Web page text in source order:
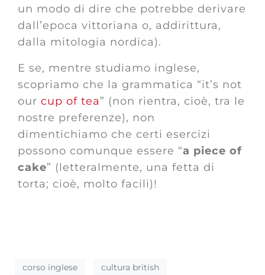
un modo di dire che potrebbe derivare
dall’epoca vittoriana o, addirittura,
dalla mitologia nordica).
E se, mentre studiamo inglese,
scopriamo che la grammatica “it’s not
our cup of tea” (non rientra, cioè, tra le
nostre preferenze), non
dimentichiamo che certi esercizi
possono comunque essere “a piece of
cake” (letteralmente, una fetta di
torta; cioè, molto facili)!
corso inglese
cultura british